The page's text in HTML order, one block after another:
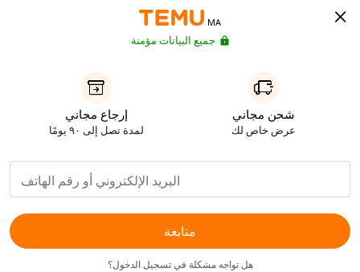
MA
جميع البيانات مؤمنة
شحن مجاني
عرض خاص لك
إرجاع مجاني
لمدة تصل إلى ٩٠ يومًا
متابعة
هل تواجه مشكلة في تسجيل الدخول؟